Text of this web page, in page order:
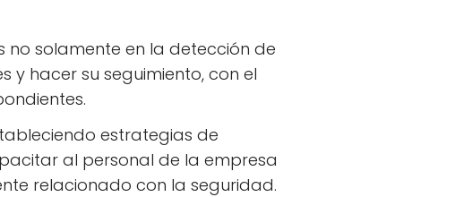
no solamente en la detección de
y hacer su seguimiento, con el
estrategias de
al personal de la empresa
relacionado con la seguridad.